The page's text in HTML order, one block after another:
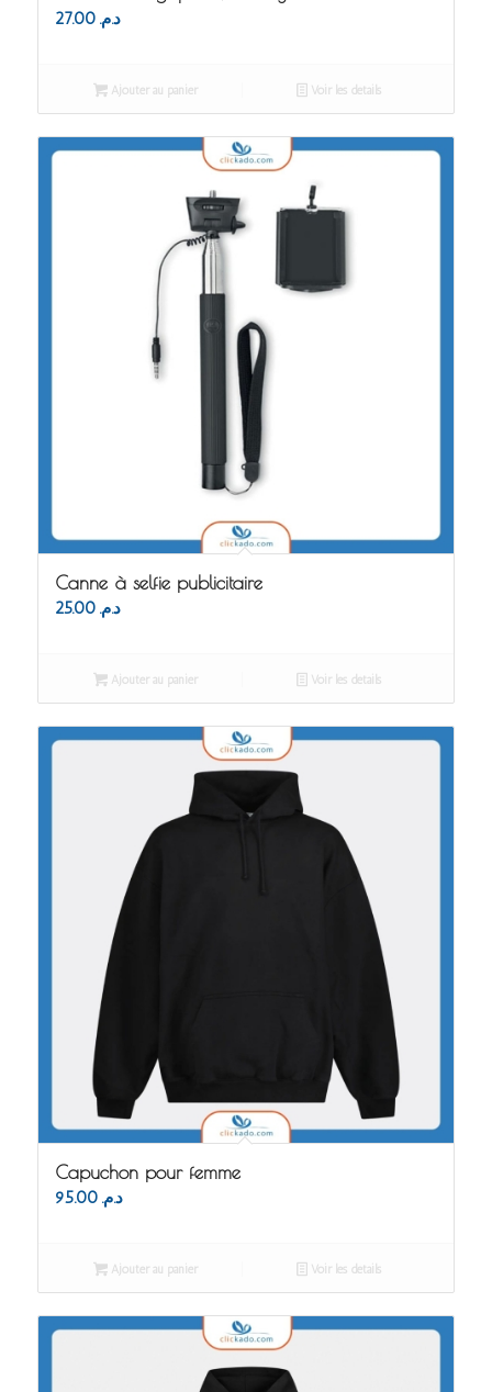
د.م. 27.00
Ajouter au panier Voir les détails
Canne à selfie publicitaire
د.م. 25.00
Ajouter au panier Voir les détails
Capuchon pour femme
د.م. 95.00
Ajouter au panier Voir les détails